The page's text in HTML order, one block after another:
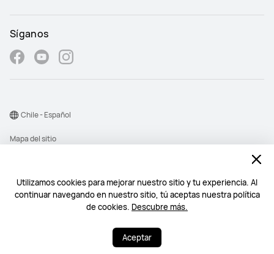
Utilizamos cookies para mejorar nuestro sitio y tu experiencia. Al
continuar navegando en nuestro sitio, tú aceptas nuestra política
de cookies. Descubre más.
Aceptar
Síganos
©2026 Huawei Device Co., Ltd. Todos los derechos reservados.
Mapa del sitio
Declaración de privacidad
Chile - Español